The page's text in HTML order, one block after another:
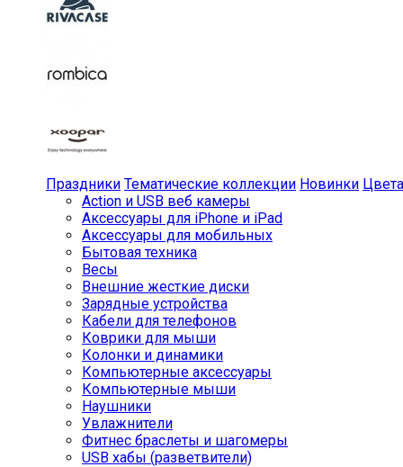
Праздники Тематические коллекции Новинки Цвета
Action и USB веб камеры
Аксессуары для iPhone и iPad
Аксессуары для мобильных
Бытовая техника
Весы
Внешние жесткие диски
Зарядные устройства
Кабели для телефонов
Коврики для мыши
Колонки и динамики
Компьютерные аксессуары
Компьютерные мыши
Наушники
Увлажнители
Фитнес браслеты и шагомеры
USB хабы (разветвители)